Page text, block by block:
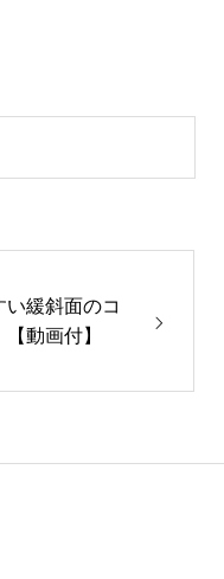
い緩斜面のコ
動画付】